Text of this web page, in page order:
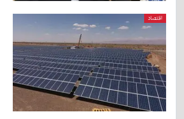
اقتصاد